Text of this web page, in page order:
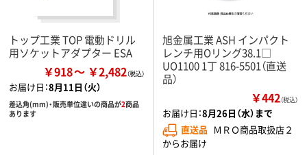
トップ工業 TOP 電動ドリル
用ソケットアダプター ESA
￥918 ￥2,482
お届け日：8月11日（火）
差込角(mm)・販売単位違いの商品が2商品
あります
旭金属工業 ASH インパクト
レンチ用Oリング38.1□
UO1100 1丁 816-5501（直送
品）
￥442（税込）
お届け日：8月26日（水）まで
直送品 ＭＲＯ商品取扱店２
からお届け